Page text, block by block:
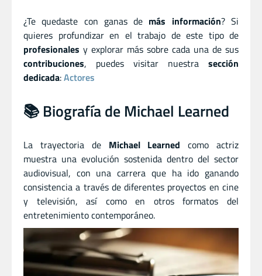
¿Te quedaste con ganas de más información? Si
quieres profundizar en el trabajo de este tipo de
profesionales y explorar más sobre cada una de sus
contribuciones, puedes visitar nuestra sección
dedicada:Actores
📚 Biografía de Michael Learned
La trayectoria de Michael Learned como actriz
muestra una evolución sostenida dentro del sector
audiovisual, con una carrera que ha ido ganando
consistencia a través de diferentes proyectos en cine
y televisión, así como en otros formatos del
entretenimiento contemporáneo.